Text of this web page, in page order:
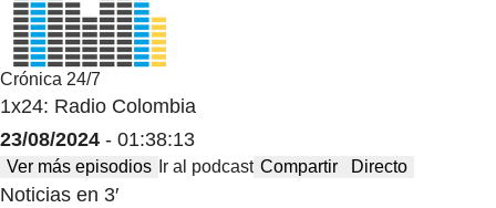
Crónica 24/7
1x24: Radio Colombia
23/08/2024 - 01:38:13
Ver más episodios Ir al podcast Compartir Directo
Noticias en 3′